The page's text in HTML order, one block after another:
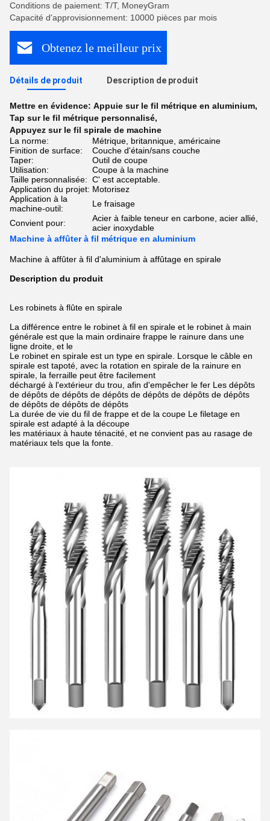
Conditions de paiement: T/T, MoneyGram
Capacité d'approvisionnement: 10000 pièces par mois
Obtenez le meilleur prix
Détails de produit Description de produit
Mettre en évidence: Appuie sur le fil métrique en aluminium,
Tap sur le fil métrique personnalisé,
Appuyez sur le fil spirale de machine
La norme:
Métrique, britannique, américaine
Finition de surface:
Couche d'étain/sans couche
Taper:
Outil de coupe
Utilisation:
Coupe à la machine
Taille personnalisée: C' est acceptable.
Application du projet: Motorisez
Application à la
machine-outil:
Le fraisage
Convient pour:
Acier à faible teneur en carbone, acier allié,
acier inoxydable
Machine à affûter à fil métrique en aluminium
Machine à affûter à fil d'aluminium à affûtage en spirale
Description du produit
Les robinets à flûte en spirale
La différence entre le robinet à fil en spirale et le robinet à main
générale est que la main ordinaire frappe le rainure dans une
ligne droite, et le
Le robinet en spirale est un type en spirale. Lorsque le câble en
spirale est tapoté, avec la rotation en spirale de la rainure en
spirale, la ferraille peut être facilement
déchargé à l'extérieur du trou, afin d'empêcher le fer Les dépôts
de dépôts de dépôts de dépôts de dépôts de dépôts de dépôts
de dépôts de dépôts de dépôts
La durée de vie du fil de frappe et de la coupe Le filetage en
spirale est adapté à la découpe
les matériaux à haute ténacité, et ne convient pas au rasage de
matériaux tels que la fonte.